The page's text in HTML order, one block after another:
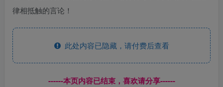
律相抵触的言论！
此处内容已隐藏，请付费后查看
------本页内容已结束，喜欢请分享------